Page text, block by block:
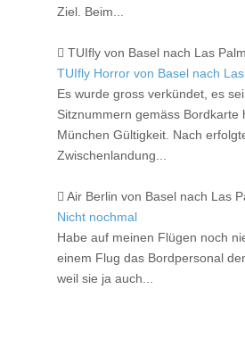
Ziel. Beim...
TUIfly von Basel nach Las
TUIfly Horror von Basel nach
Es wurde gross verkündet, es
Sitznummern gemäss Bordkarte
München Gültigkeit. Nach
Zwischenlandung...
Air Berlin von Basel nach Las
Nicht nochmal
Habe auf meinen Flügen noch
einem Flug das Bordpersonal
weil sie ja auch...